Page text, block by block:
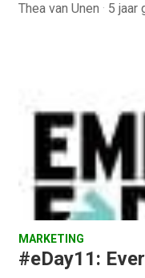
Thea van Unen · 5 jaar
MARKETING
#eDay11: